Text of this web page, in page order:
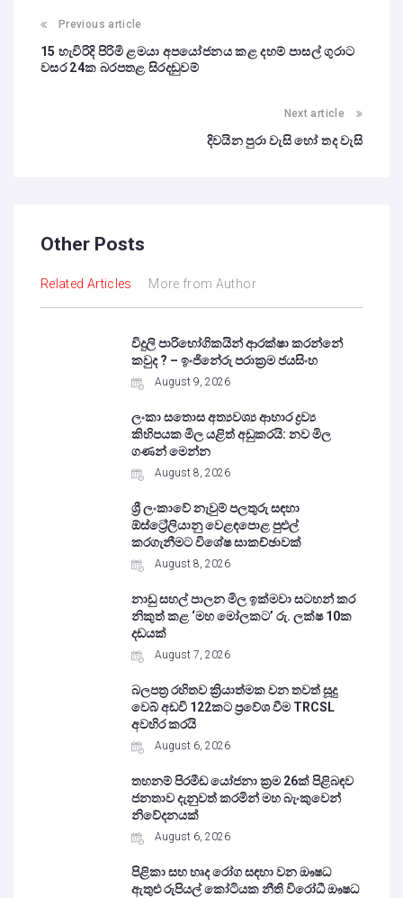
Previous article
15 හැවිරිදි පිරිමි ළමයා අපයෝජනය කළ දහම් පාසල් ගුරාට
වසර 24ක බරපතළ සිරදඬුවම්
Next article
දිවයින පුරා වැසි හෝ තද වැසි
Other Posts
Related Articles More from Author
විදුලි පාරිභෝගිකයින් ආරක්ෂා කරන්නේ
කවුද ? – ඉංජිනේරු පරාක්‍රම ජයසිංහ
August 9, 2026
ලංකා සතොස අත්‍යවශ්‍ය ආහාර ද්‍රව්‍ය
කිහිපයක මිල යළිත් අඩුකරයි: නව මිල
ගණන් මෙන්න
August 8, 2026
ශ්‍රී ලංකාවේ නැවුම් පලතුරු සඳහා
ඕස්ට්‍රේලියානු වෙළඳපොළ පුළුල්
කරගැනීමට විශේෂ සාකච්ඡාවක්
August 8, 2026
නාඩු සහල් පාලන මිල ඉක්මවා සටහන් කර
නිකුත් කළ ‘මහ මෝලකට’ රු. ලක්ෂ 10ක
දඩයක්
August 7, 2026
බලපත්‍ර රහිතව ක්‍රියාත්මක වන තවත් සූදු
වෙබ් අඩවි 122කට ප්‍රවේශ වීම TRCSL
අවහිර කරයි
August 6, 2026
තහනම් පිරමීඩ යෝජනා ක්‍රම 26ක් පිළිබඳව
ජනතාව දැනුවත් කරමින් මහ බැංකුවෙන්
නිවේදනයක්
August 6, 2026
පිළිකා සහ හෘද රෝග සඳහා වන ඖෂධ
ඇතුළු රුපියල් කෝටියක නීති විරෝධී ඖෂධ